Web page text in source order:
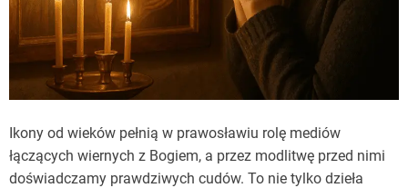
Ikony od wieków pełnią w prawosławiu rolę mediów
łączących wiernych z Bogiem, a przez modlitwę przed nimi
doświadczamy prawdziwych cudów. To nie tylko dzieła